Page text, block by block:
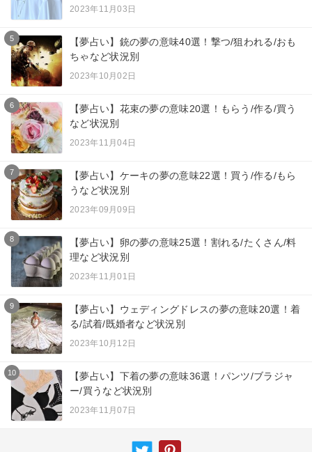
2023年11月03日
5
【夢占い】銃の夢の意味40選！撃つ/狙われる/おも
ちゃなど状況別
2023年10月02日
6
【夢占い】花束の夢の意味20選！もらう/作る/買う
など状況別
2023年11月04日
7
【夢占い】ケーキの夢の意味22選！買う/作る/もら
うなど状況別
2023年09月09日
8
【夢占い】卵の夢の意味25選！割れる/たくさん/料
理など状況別
2023年11月01日
9
【夢占い】ウェディングドレスの夢の意味20選！着
る/試着/既婚者など状況別
2023年10月12日
10
【夢占い】下着の夢の意味36選！パンツ/ブラジャ
ー/買うなど状況別
2023年11月07日